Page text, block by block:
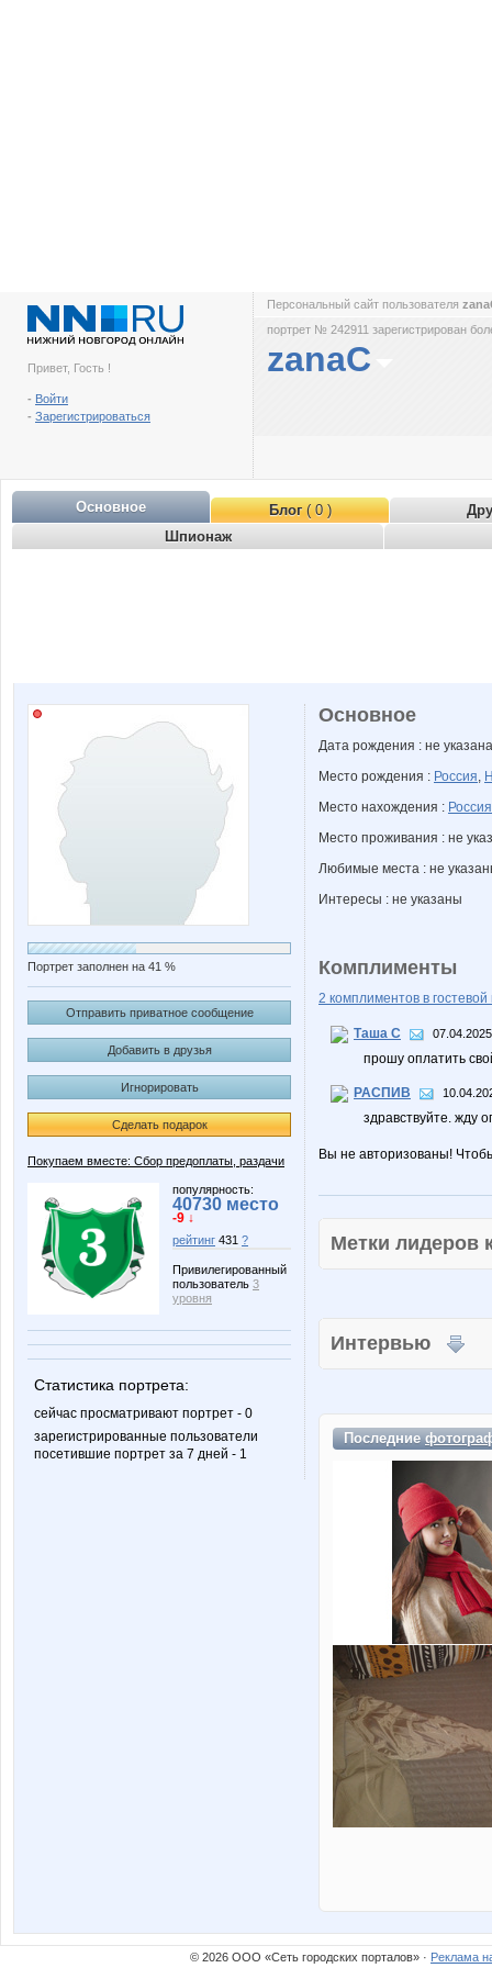
Привет, Гость !
- Войти
- Зарегистрироваться
Персональный сайт пользователя
портрет № 242911 зарегистрирован
zanaC
Основное Блог( 0 )
Шпионаж
Портрет заполнен на 41 %
Отправить приватное сообщение
Добавить в друзья
Игнорировать
Сделать подарок
Покупаем вместе: Сбор предоплаты, раздачи
популярность:
40730 место
-9 ↓
рейтинг 431 ?
Привилегированный
пользователь 3
уровня
Статистика портрета:
сейчас просматривают портрет - 0
зарегистрированные пользователи
посетившие портрет за 7 дней - 1
Основное
Дата рождения : не указана
Место рождения : Россия,
Место нахождения : Россия
Место проживания : не
Любимые места : не
Интересы : не указаны
Комплименты
2 комплиментов в гостевой
Таша С
прошу оплатить
РАСПИВ
здравствуйте. жду
Вы не авторизованы!
Метки
Интервью
Последние
© 2026 ООО «Сеть городских порталов» · Реклама